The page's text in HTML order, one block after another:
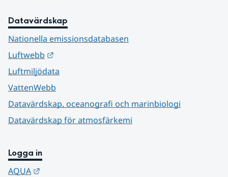
Datavärdskap
Nationella emissionsdatabasen
Luftwebb
Luftmiljödata
VattenWebb
Datavärdskap, oceanografi och marinbiologi
Datavärdskap för atmosfärkemi
Logga in
AQUA